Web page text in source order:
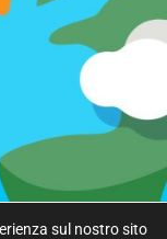
sul nostro sito